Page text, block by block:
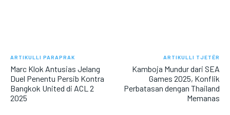
ARTIKULLI PARAPRAK
Marc Klok Antusias Jelang
Duel Penentu Persib Kontra
Bangkok United di ACL 2
2025
ARTIKULLI TJETËR
Kamboja Mundur dari SEA
Games 2025, Konflik
Perbatasan dengan Thailand
Memanas